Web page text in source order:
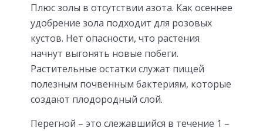
Плюс золы в отсутствии азота. Как осеннее
удобрение зола подходит для розовых
кустов. Нет опасности, что растения
начнут выгонять новые побеги.
Растительные остатки служат пищей
полезным почвенным бактериям, которые
создают плодородный слой.
Перегной – это слежавшийся в течение 1 –